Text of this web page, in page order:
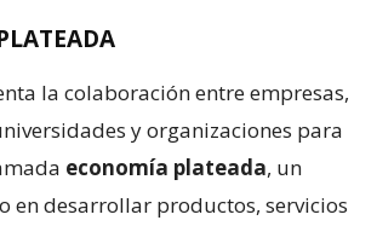
la colaboración entre empresas,
y organizaciones para
economía plateada, un
en desarrollar productos, servicios